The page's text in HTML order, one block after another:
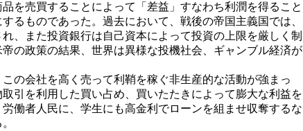
を売買することによって「差益」すなわち利潤を得ること
るものであった。過去において、戦後の帝国主義国では、
、また投資銀行は自己資本によって投資の上限を厳しく制
の政策の結果、世界は異様な投機社会、ギャンブル経済が
の会社を高く売って利鞘を稼ぐ非生産的な活動が強まっ
引を利用した買い占め、買いたたきによって膨大な利益を
働者人民に、学生にも高金利でローンを組ませ収奪するな